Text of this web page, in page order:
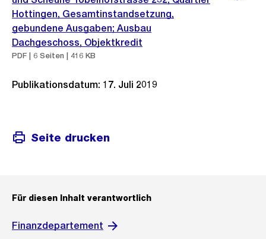
Hottingen, Gesamtinstandsetzung,
gebundene Ausgaben; Ausbau
Dachgeschoss, Objektkredit
PDF | 6 Seiten | 416 KB
Publikationsdatum: 17. Juli 2019
Seite drucken
Für diesen Inhalt verantwortlich
Finanzdepartement